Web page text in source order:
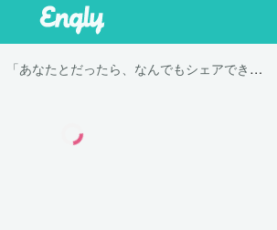
「あなたとだったら、なんでもシェアできるよ。」は英語で "I can share anything with you. "